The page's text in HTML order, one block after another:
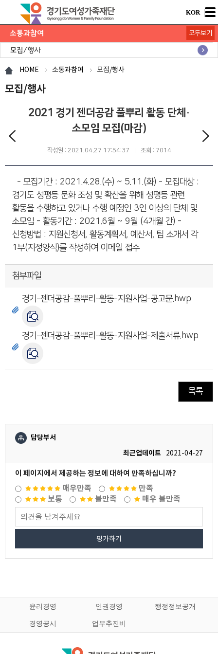
KOR
소통과참여
공지사항
채용공고
모집/행사
카드뉴스
언론보도
도민의 의견
재단 간행물
모두보기
HOME 소통과참여 모집/행사
모집/행사
2021 경기 젠더공감 풀뿌리 활동 단체·
소모임 모집(마감)
작성일 : 2021.04.27 17:54:37 조회 : 7014
- 모집기간 : 2021.4.28.(수) ~ 5.11.(화) - 모집대상 :
경기도 성평등 문화 조성 및 확산을 위해 성평등 관련
활동을 수행하고 있거나 수행 예정인 3인 이상의 단체 및
소모임 - 활동기간 : 2021.6월 ~ 9월 (4개월 간) -
신청방법 : 지원신청서, 활동계획서, 예산서, 팀 소개서 각
1부(지정양식)를 작성하여 이메일 접수
첨부파일
경기-젠더공감-풀뿌리-활동-지원사업-공고문.hwp
경기-젠더공감-풀뿌리-활동-지원사업-제출서류.hwp
목록
담당부서
최근업데이트
2021-04-27
이 페이지에서 제공하는 정보에 대하여 만족하십니까?
매우만족
만족
보통
불만족 매우 불만족
평가하기
윤리경영 인권경영 행정정보공개
경영공시 업무추진비